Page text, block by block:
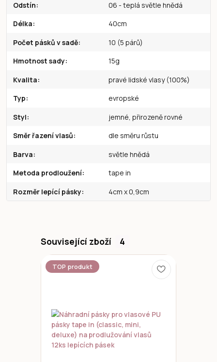
Odstín 06 - teplá světle hnědá
Délka 40cm
Počet pásků v sadě 10 (5 párů)
Hmotnost sady 15g
Kvalita pravé lidské vlasy (100%)
Typ evropské
Styl jemné, přirozeně rovné
Směr řazení vlasů dle směru růstu
Barva světle hnědá
Metoda prodloužení tape in
Rozměr lepící pásky 4cm x 0,9cm
Související zboží 4
TOP produkt